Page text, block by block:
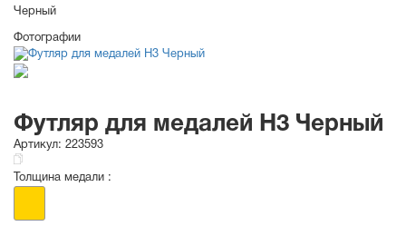
Черный
Фотографии
Футляр для медалей H3 Черный
Артикул: 223593
Толщина медали :